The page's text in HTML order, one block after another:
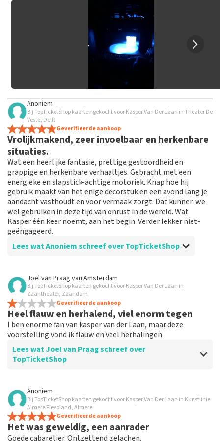
grof taalgebruik en/of onwaarheden worden niet geplaatst.
Het kan enkele weken duren voordat een review wordt
Anoniem
Bij TopTicketShop kaarten gekocht voor Kasper Van Der Laan in Theater De
Veste, Delft
Geverifieerde aankoop
Vrolijkmakend, zeer invoelbaar en herkenbare
situaties.
Wat een heerlijke fantasie, prettige gestoordheid en
grappige en herkenbare verhaaltjes. Gebracht met een
energieke en slapstick-achtige motoriek. Knap hoe hij
gebruik maakt van het enige decorstuk en een avond lang je
aandacht vasthoudt en voor vermaak zorgt. Dat kunnen we
wel gebruiken in deze tijd van onrust in de wereld. Wat
Kasper één keer noemt, aan het begin. Verder lekker niet-
geëngageerd.
Lees wat Anoniem schreef over TopTicketShop
Beoordeling van Anoniem over
Helemaal prima
Helemaal prima. Ging soepel, niets op aan te merken
hoor
Joel van Praag van Amsterdam
Bij TopTicketShop kaarten gekocht voor Kasper Van Der Laan in
Zaantheater, Zaandam
Geverifieerde aankoop
Heel flauw en herhalend, viel enorm tegen
I ben enorme fan van kasper van der Laan, maar deze
voorstelling vond ik flauw en veel herhalingen
Lees wat Joel van Praag schreef over
TopTicketShop
Beoordeling van Joel van Praag over
kost wat extra maar alles goed geregeld
Anoniem
Bij TopTicketShop kaarten gekocht voor Kasper Van Der Laan in Kunstlinie
Almere Flevoland, Almere
Geverifieerde aankoop
Het was geweldig, een aanrader
Goede cabaretier. Ontzettend gelachen.